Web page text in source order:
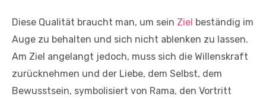
Diese Qualität braucht man, um sein Ziel beständig im
Auge zu behalten und sich nicht ablenken zu lassen.
Am Ziel angelangt jedoch, muss sich die Willenskraft
zurücknehmen und der Liebe, dem Selbst, dem
Bewusstsein, symbolisiert von Rama, den Vortritt